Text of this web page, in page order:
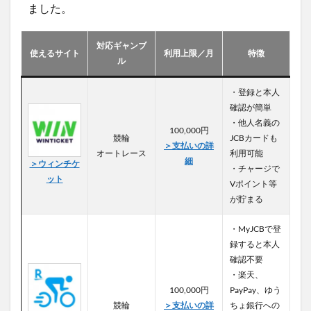
ました。
使えるサイト
対応ギャンブ
ル
利用上限／月 特徴
＞ウィンチケ
ット
競輪
オートレース
100,000円
＞支払いの詳
細
・登録と本人
確認が簡単
・他人名義の
JCBカードも
利用可能
・チャージで
Vポイント等
が貯まる
競輪
100,000円
＞支払いの詳
・MyJCBで登
録すると本人
確認不要
・楽天、
PayPay、ゆう
ちょ銀行への